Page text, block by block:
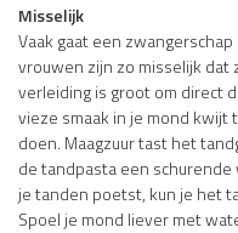
Misselijk
Vaak gaat een
vrouwen zijn zo misselijk dat
verleiding is groot om direct
vieze smaak in je mond kwijt
doen. Maagzuur tast het
de tandpasta een
je tanden poetst, kun je het
Spoel je mond liever met